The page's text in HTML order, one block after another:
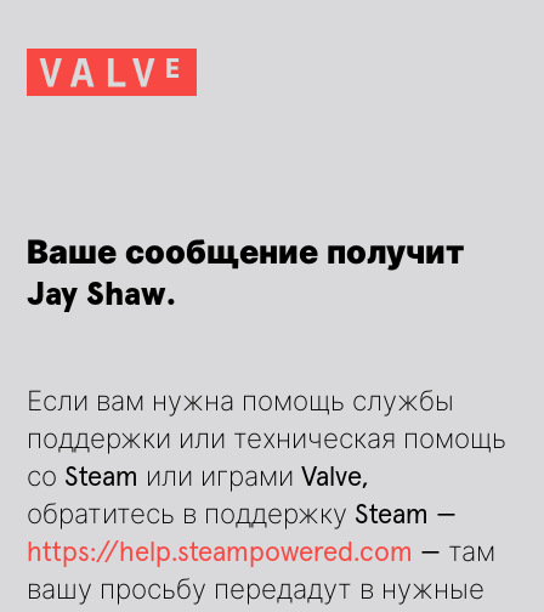
Ваше сообщение получит
Jay Shaw.
Если вам нужна помощь службы
поддержки или техническая помощь
со Steam или играми Valve,
обратитесь в поддержку Steam —
https://help.steampowered.com — там
вашу просьбу передадут в нужные